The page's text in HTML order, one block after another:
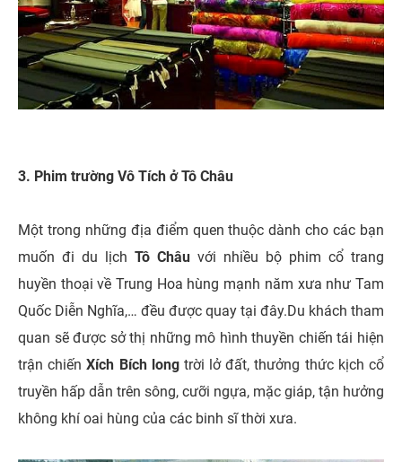
3. Phim trường Vô Tích ở Tô Châu
Một trong những địa điểm quen thuộc dành cho các bạn
muốn đi du lịch Tô Châu với nhiều bộ phim cổ trang
huyền thoại về Trung Hoa hùng mạnh năm xưa như Tam
Quốc Diễn Nghĩa,… đều được quay tại đây.Du khách tham
quan sẽ được sở thị những mô hình thuyền chiến tái hiện
trận chiếnXích Bích longtrời lở đất, thưởng thức kịch cổ
truyền hấp dẫn trên sông, cưỡi ngựa, mặc giáp, tận hưởng
không khí oai hùng của các binh sĩ thời xưa.